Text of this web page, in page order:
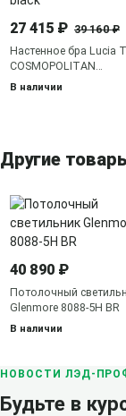
27 415 ₽ 39 160 ₽
Настенное бра Lucia
COSMOPOLITAN
COSMOPOLITAN
В наличии
Другие
40 890 ₽
Потолочный
Glenmore 8088-5H BR
В наличии
НОВОСТИ ЛЭД-
Будьте в